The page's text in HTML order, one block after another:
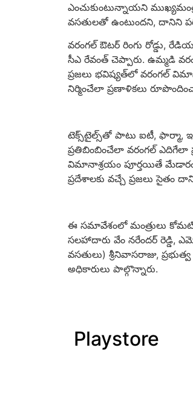
ఎంచుకుంటున్నాయ‌ని
వ‌స‌తుల‌తో ఉంటుంద‌ని, దానిని
వ‌రంగ‌ల్ ఔట‌ర్ రింగు రోడ్డు,
సీఎ రేవంత్ చెప్పారు. ఉమ్మ‌డి
ప్ర‌జ‌లు భ‌విష్య‌త్‌లో వ‌రంగ‌ల్
నిర్మించేలా ప్ర‌ణాళిక‌లు
టెక్స్‌టైల్స్‌తో పాటు ఐటీ, ఫార్మా,
ప్ర‌తిబింబించేలా వ‌రంగ‌ల్ ఎదిగేలా
విమానాశ్ర‌యం పూర్త‌యితే
ప్ర‌దేశాల‌కు వ‌చ్చే ప్ర‌జ‌లు సైతం
ఈ సమావేశంలో మంత్రులు
స‌ల‌హాదారు వేం నరేందర్ రెడ్డి,
వ‌స‌తులు) శ్రీ‌నివాస‌రాజు,
అధికారులు పాల్గొన్నారు.
Playstore